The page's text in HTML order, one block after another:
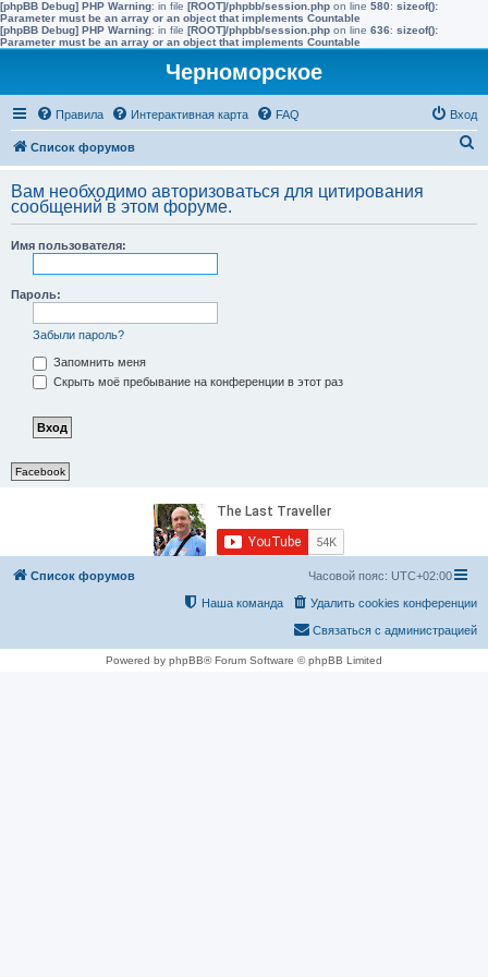
[phpBB Debug] PHP Warning: in file [ROOT]/phpbb/session.php on line 580: sizeof():
Parameter must be an array or an object that implements Countable
[phpBB Debug] PHP Warning: in file [ROOT]/phpbb/session.php on line 636: sizeof():
Parameter must be an array or an object that implements Countable
Черноморское
Правила Интерактивная карта FAQ Вход
Список форумов
с
Вам необходимо авторизоваться для цитирования
сообщений в этом форуме.
Имя пользователя:
Пароль:
Забыли пароль?
Запомнить меня
Скрыть моё пребывание на конференции в этот раз
Facebook
Список форумов Часовой пояс: UTC+02:00
Удалить cookies конференции
Наша команда
Связаться с администрацией
Powered by phpBB® Forum Software © phpBB Limited